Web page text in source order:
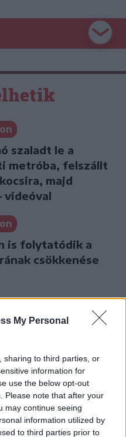
My Personal
sharing to third parties, or
information for
use the below opt-out
Please note that after your
may continue seeing
information utilized by
to third parties prior to
szaladt le a
metróba, felszállt
majd
videóval
is folytatódik a
csökkenése
összejött, az
több
szinte fele annyit